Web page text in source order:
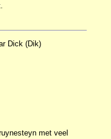
Dick (Dik)
met veel